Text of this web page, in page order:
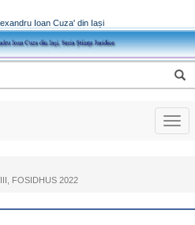
Ioan Cuza' din Iași
FOSIDHUS 2022